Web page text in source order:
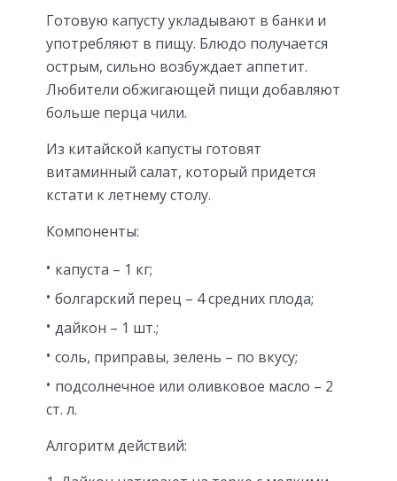
Готовую капусту укладывают в банки и
употребляют в пищу. Блюдо получается
острым, сильно возбуждает аппетит.
Любители обжигающей пищи добавляют
больше перца чили.
Из китайской капусты готовят
витаминный салат, который придется
кстати к летнему столу.
Компоненты:
капуста – 1 кг;
болгарский перец – 4 средних плода;
дайкон – 1 шт.;
соль, приправы, зелень – по вкусу;
подсолнечное или оливковое масло – 2
ст. л.
Алгоритм действий: